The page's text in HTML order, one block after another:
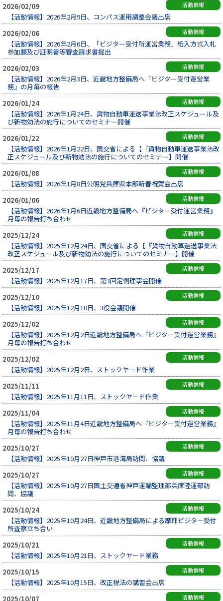
2026/02/09
活動情報
【活動情報】2026年2月9日、コンパス運用調整会議出席
2026/02/06
活動情報
【活動情報】2026年2月6日、「ビジター受付所運営業務」紙入方式入札
参加願及び証明書等審査請求書提出
2026/02/03
活動情報
【活動情報】2026年2月3日、近畿地方整備局へ「ビジター受付運営業
務」の月毎の報告
2026/01/24
活動情報
【活動情報】2026年1月24日、貨物自動車運送事業法改正スケジュール及
び新物効法の施行についてのセミナー開催
2026/01/22
活動情報
【活動情報】2026年1月22日、国交省による【『貨物自動車運送事業法改
正スケジュール及び新物効法の施行についてのセミナー】開催
2026/01/08
活動情報
【活動情報】2026年1月8日公明党兵庫県本部新春祝賀会出席
2026/01/06
活動情報
【活動情報】2026年1月6日近畿地方整備局へ『ビジター受付運営業務』
月毎の報告打ち合わせ
2025/12/24
活動情報
【活動情報】2025年12月24日、国交省による【『貨物自動車運送事業法
改正スケジュール及び新物効法の施行についてのセミナー】開催
2025/12/17
活動情報
【活動情報】2025年12月17日、第3回定例理事会開催
2025/12/10
活動情報
【活動情報】2025年12月10日、3役会議開催
2025/12/02
活動情報
【活動情報】2025年12月2日近畿地方整備局へ『ビジター受付運営業務』
月毎の報告打ち合わせ
2025/12/02
活動情報
【活動情報】2025年12月2日、ストックヤード作業
2025/11/11
活動情報
【活動情報】2025年11月11日、ストックヤード作業
2025/11/04
活動情報
【活動情報】2025年11月4日近畿地方整備局へ『ビジター受付運営業務』
月毎の報告打ち合わせ
2025/10/27
活動情報
【活動情報】2025年10月27日神戸市港湾局訪問、協議
2025/10/27
活動情報
【活動情報】2025年10月27日国土交通省神戸運輸監理部兵庫陸運部訪
問、協議
2025/10/24
活動情報
【活動情報】2025年10月24日、近畿地方整備局による摩耶ビジター受付
所査察立ち合い
2025/10/21
活動情報
【活動情報】2025年10月21日、ストックヤード業務
2025/10/15
活動情報
【活動情報】2025年10月15日、改正税法の講習会出席
2025/10/07
活動情報